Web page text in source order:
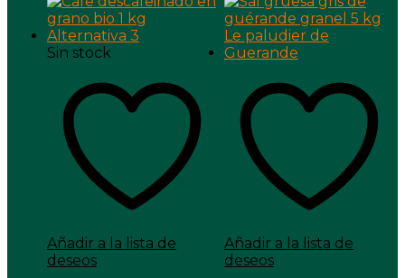
Sin stock
Añadir a la lista de
deseos
Añadir a la lista de
deseos